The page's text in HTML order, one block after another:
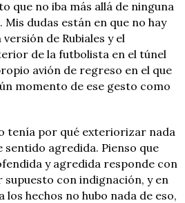
que no iba más allá de ninguna
dudas están en que no hay
de Rubiales y el
de la futbolista en el túnel
avión de regreso en el que
momento de ese gesto como
tenía por qué exteriorizar nada
sentido agredida. Pienso que
y agredida responde con
con indignación, y en
hechos no hubo nada de eso,